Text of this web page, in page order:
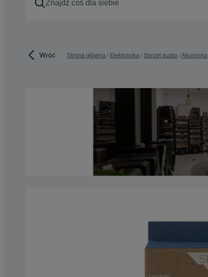
Wróć Strona główna Elektronika Sprzęt audio Akcesoria